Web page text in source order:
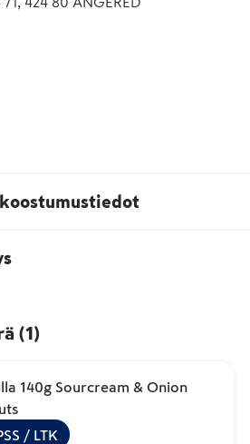
koostumustiedot
(1 )
140g Sourcream & Onion
/ LTK